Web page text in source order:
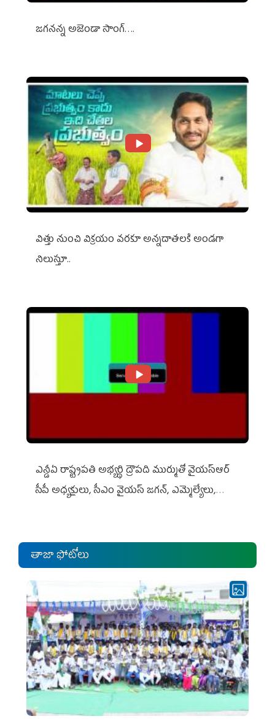
జగనన్న అజెండా సాంగ్….
విత్తు నుంచి విక్రయం వరకూ అన్నదాతలకి అండగా
నిలుస్తూ..
ఎన్డీఏ రాష్ట్ర‌ప‌తి అభ్య‌ర్థి ద్రౌప‌ది ముర్ముతో వైయ‌స్ఆర్
సీపీ అధ్య‌క్షులు, సీఎం వైయ‌స్ జ‌గ‌న్, ఎమ్మెల్యేలు,
తాజా ఫోటోలు